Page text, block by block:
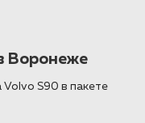
Воронеже
Volvo S90 в пакете